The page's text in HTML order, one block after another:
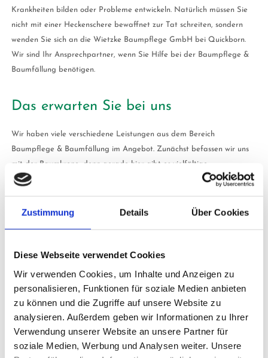
Zustimmung Details Über Cookies
Diese Webseite verwendet Cookies
Wir verwenden Cookies, um Inhalte und Anzeigen zu
personalisieren, Funktionen für soziale Medien anbieten
zu können und die Zugriffe auf unsere Website zu
analysieren. Außerdem geben wir Informationen zu Ihrer
Verwendung unserer Website an unsere Partner für
soziale Medien, Werbung und Analysen weiter. Unsere
Krankheiten bilden oder Probleme entwickeln. Natürlich müssen Sie
nicht mit einer Heckenschere bewaffnet zur Tat schreiten, sondern
wenden Sie sich an die Wietzke Baumpflege GmbH bei Quickborn.
Wir sind Ihr Ansprechpartner, wenn Sie Hilfe bei der Baumpflege &
Baumfällung benötigen.
Das erwarten Sie bei uns
Wir haben viele verschiedene Leistungen aus dem Bereich
Baumpflege & Baumfällung im Angebot. Zunächst befassen wir uns
mit der Baumkrone, denn gerade hier gibt es vielfältige
Möglichkeiten. Zum Beispiel der Kronenaufbauschnitt,
Kronenverankerungen führen wir durch. Natürlich nehmen wir auch
sind wir auch die richtige Adresse, wenn Sie Ihre Bäume pflegen
was das Gehölz braucht. Gleichermaßen können wir für die nötige
Düngung sorgen, damit es kräftig und gesund wächst. Nicht zu
vergessen ist der Baumschutz. Bei Baustellen und Ähnlichem kann es
schnell passieren, dass es zu Beschädigungen an nahen Bäumen
kommt. Genau das möchten wir verhindern. Melden Sie sich also bei